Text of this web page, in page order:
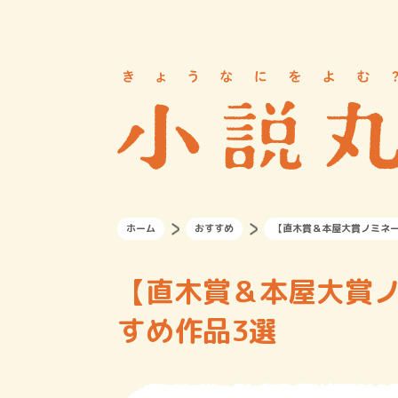
ホーム おすすめ 【直木賞＆本屋大賞ノミ
【直木賞＆本屋大賞
すめ作品3選